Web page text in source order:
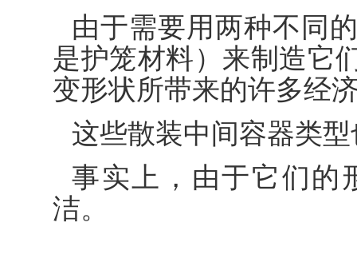
由于需要用两种不同
是护笼材料）来制造它
变形状所带来的许多经
这些散装中间容器类
事实上，由于它们的
洁。